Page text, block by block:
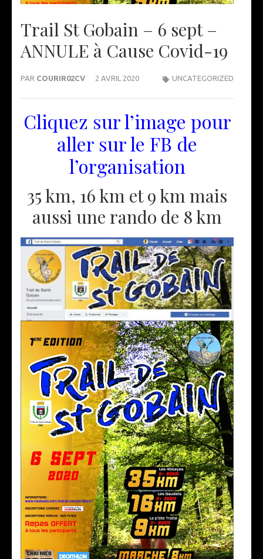
Trail St Gobain – 6 sept –
ANNULE à Cause Covid-19
PAR COURIR02CV 2 AVRIL 2020 UNCATEGORIZED
Cliquez sur l’image pour
aller sur le FB de
l’organisation
35 km, 16 km et 9 km mais
aussi une rando de 8 km